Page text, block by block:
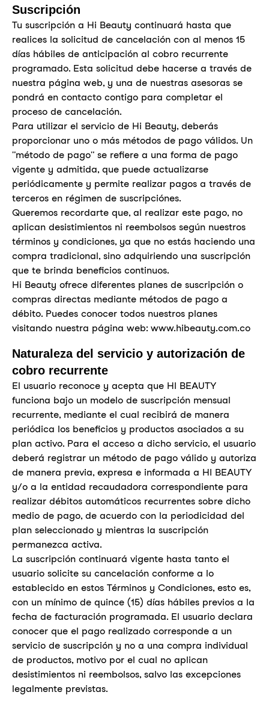
Suscripción
Tu suscripción a Hi Beauty continuará hasta que
realices la solicitud de cancelación con al menos 15
días hábiles de anticipación al cobro recurrente
programado. Esta solicitud debe hacerse a través de
nuestra página web, y una de nuestras asesoras se
pondrá en contacto contigo para completar el
proceso de cancelación.
Para utilizar el servicio de Hi Beauty, deberás
proporcionar uno o más métodos de pago válidos. Un
"método de pago" se refiere a una forma de pago
vigente y admitida, que puede actualizarse
periódicamente y permite realizar pagos a través de
terceros en régimen de suscripciónes.
Queremos recordarte que, al realizar este pago, no
aplican desistimientos ni reembolsos según nuestros
términos y condiciones, ya que no estás haciendo una
compra tradicional, sino adquiriendo una suscripción
que te brinda beneficios continuos.
Hi Beauty ofrece diferentes planes de suscripción o
compras directas mediante métodos de pago a
débito. Puedes conocer todos nuestros planes
visitando nuestra página web: www.hibeauty.com.co
Naturaleza del servicio y autorización de
cobro recurrente
El usuario reconoce y acepta que HI BEAUTY
funciona bajo un modelo de suscripción mensual
recurrente, mediante el cual recibirá de manera
periódica los beneficios y productos asociados a su
plan activo. Para el acceso a dicho servicio, el usuario
deberá registrar un método de pago válido y autoriza
de manera previa, expresa e informada a HI BEAUTY
y/o a la entidad recaudadora correspondiente para
realizar débitos automáticos recurrentes sobre dicho
medio de pago, de acuerdo con la periodicidad del
plan seleccionado y mientras la suscripción
permanezca activa.
La suscripción continuará vigente hasta tanto el
usuario solicite su cancelación conforme a lo
establecido en estos Términos y Condiciones, esto es,
con un mínimo de quince (15) días hábiles previos a la
fecha de facturación programada. El usuario declara
conocer que el pago realizado corresponde a un
servicio de suscripción y no a una compra individual
de productos, motivo por el cual no aplican
desistimientos ni reembolsos, salvo las excepciones
legalmente previstas.